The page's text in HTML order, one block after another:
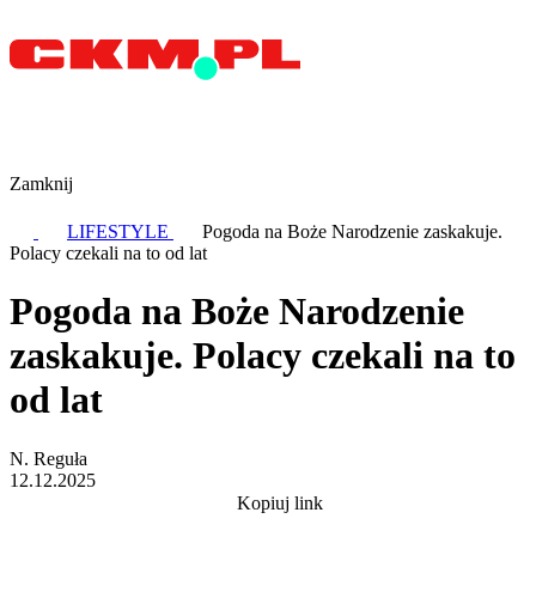
Zamknij
LIFESTYLE
Pogoda na Boże Narodzenie zaskakuje.
Polacy czekali na to od lat
Pogoda na Boże Narodzenie
zaskakuje. Polacy czekali na to
od lat
N. Reguła
12.12.2025
Kopiuj link